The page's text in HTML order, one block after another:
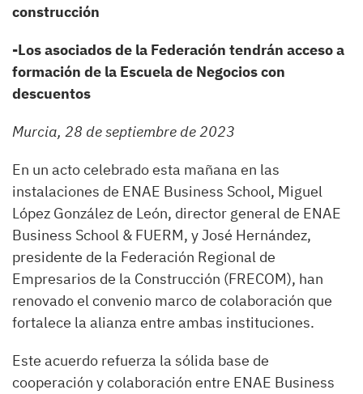
construcción
-Los asociados de la Federación tendrán acceso a
formación de la Escuela de Negocios con
descuentos
Murcia, 28 de septiembre de 2023
En un acto celebrado esta mañana en las
instalaciones de ENAE Business School, Miguel
López González de León, director general de ENAE
Business School & FUERM, y José Hernández,
presidente de la Federación Regional de
Empresarios de la Construcción (FRECOM), han
renovado el convenio marco de colaboración que
fortalece la alianza entre ambas instituciones.
Este acuerdo refuerza la sólida base de
cooperación y colaboración entre ENAE Business